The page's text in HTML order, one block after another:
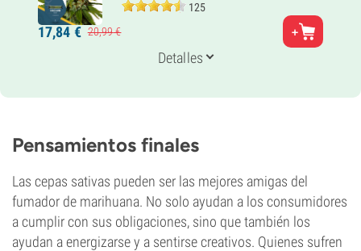
125
Padres
Chocolate Thai x Cannalope Haze
90% Sativa
9-10 semanas
CBD
Tipo de floración
Fotoperiódica
17,84 € 20,99€
Detalles
Pensamientos finales
Las cepas sativas pueden ser las mejores amigas del
fumador de marihuana. No solo ayudan a los consumidores
a cumplir con sus obligaciones, sino que también los
ayudan a energizarse y a sentirse creativos. Quienes sufren